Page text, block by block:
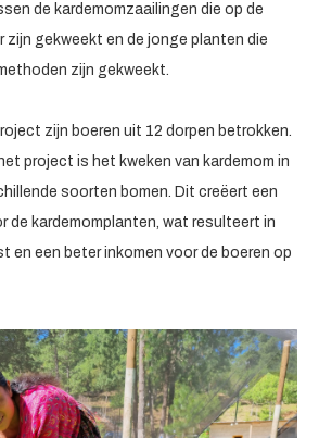
de kardemomzaailingen die op de
zijn gekweekt en de jonge planten die
zijn gekweekt.
zijn boeren uit 12 dorpen betrokken.
project is het kweken van kardemom in
soorten bomen. Dit creëert een
de kardemomplanten, wat resulteert in
en een beter inkomen voor de boeren op